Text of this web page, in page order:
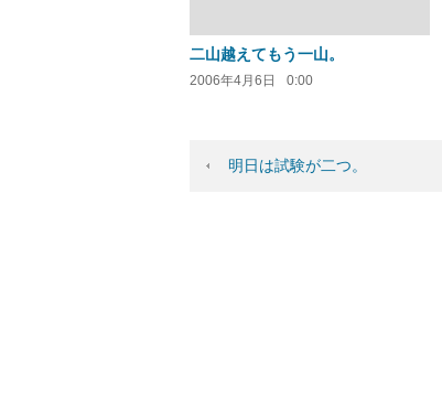
二山越えてもう一山。
2006年4月6日 0:00
明日は試験が二つ。